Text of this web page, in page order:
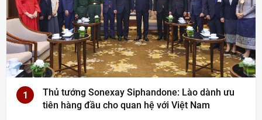
1
Thủ tướng Sonexay Siphandone: Lào dành ưu
tiên hàng đầu cho quan hệ với Việt Nam